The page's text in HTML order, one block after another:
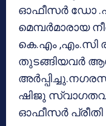
ഓഫീസർ ഡോ
മെമ്പർമാരായ
കെ.എം ,എം.സി
തുടങ്ങിയവർ
ഷിജു
ഓഫീസർ